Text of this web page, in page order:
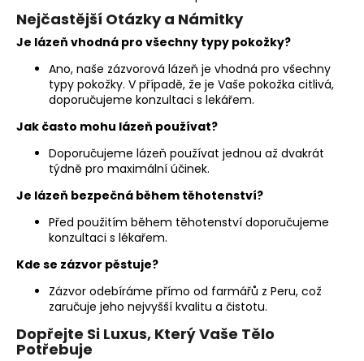
Nejčastější Otázky a Námitky
Je lázeň vhodná pro všechny typy pokožky?
Ano, naše zázvorová lázeň je vhodná pro všechny
typy pokožky. V případě, že je Vaše pokožka citlivá,
doporučujeme konzultaci s lekářem.
Jak často mohu lázeň používat?
Doporučujeme lázeň používat jednou až dvakrát
týdně pro maximální účinek.
Je lázeň bezpečná během těhotenství?
Před použitím během těhotenství doporučujeme
konzultaci s lékařem.
Kde se zázvor pěstuje?
Zázvor odebíráme přímo od farmářů z Peru, což
zaručuje jeho nejvyšší kvalitu a čistotu.
Dopřejte Si Luxus, Který Vaše Tělo
Potřebuje